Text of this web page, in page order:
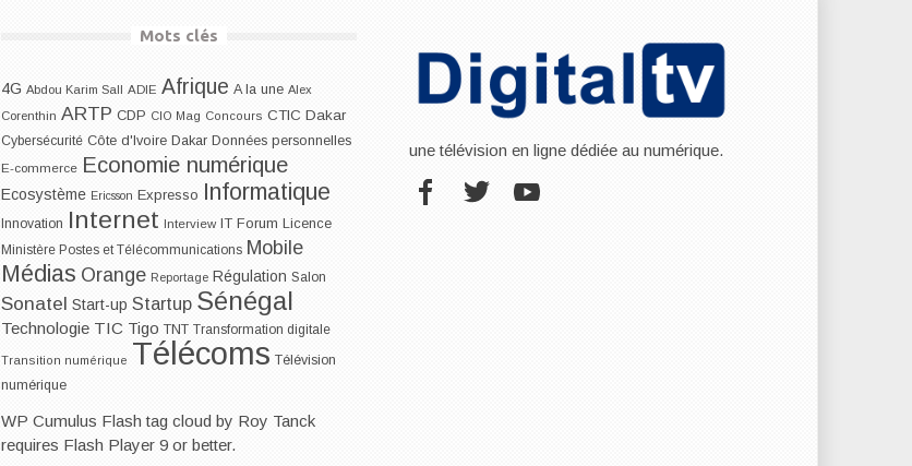
Mots clés
4G Abdou Karim Sall ADIE Afrique A la une Alex
Corenthin ARTP CDP CIO Mag Concours CTIC Dakar
Cybersécurité Côte d'Ivoire Dakar Données personnelles
E-commerce Economie numérique
Ecosystème Ericsson Expresso Informatique
Innovation Internet Interview IT Forum Licence
Ministère Postes et Télécommunications Mobile
Médias Orange Reportage Régulation Salon
Sonatel Start-up Startup Sénégal
Technologie TIC Tigo TNT Transformation digitale
Transition numérique Télécoms Télévision
numérique
WP Cumulus Flash tag cloud by Roy Tanck
requires Flash Player 9 or better.
une télévision en ligne dédiée au numérique.